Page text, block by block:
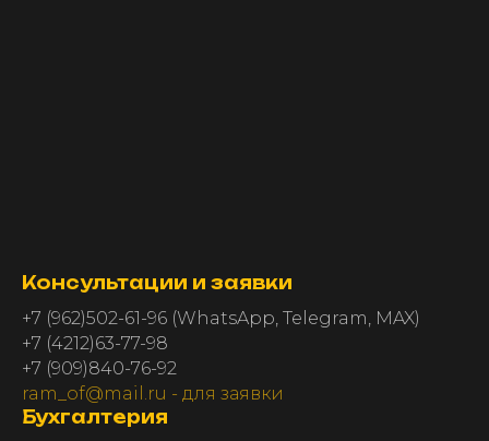
Консультации и заявки
+7 (962)502-61-96 (WhatsApp, Telegram, MAX)
+7 (4212)63-77-98
+7 (909)840-76-92
ram_of@mail.ru - для заявки
Бухгалтерия